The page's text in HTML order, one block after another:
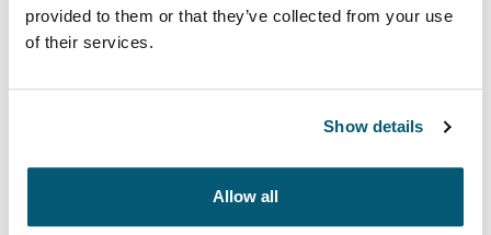
provided to them or that they’ve collected from your use
of their services.
Show details
Allow all
capacidad y protección para una computadora portátil